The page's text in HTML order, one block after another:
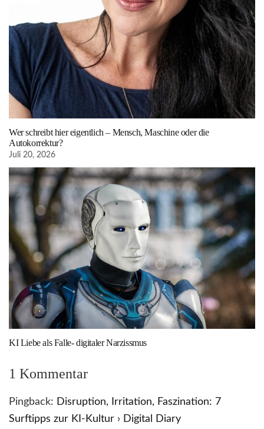
Wer schreibt hier eigentlich – Mensch, Maschine oder die
Autokorrektur?
Juli 20, 2026
KI Liebe als Falle- digitaler Narzissmus
1 Kommentar
Pingback: Disruption, Irritation, Faszination: 7
Surftipps zur KI-Kultur › Digital Diary